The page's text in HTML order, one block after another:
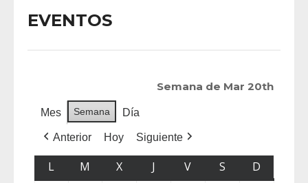
EVENTOS
Semana de Mar 20th
Mes Semana Día
Anterior Hoy Siguiente
L M X J V S D